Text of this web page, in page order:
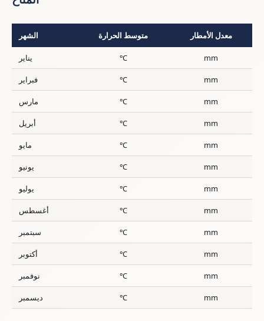
الشهر متوسط الحرارة معدل الأمطار
يناير °C mm
فبراير °C mm
مارس °C mm
أبريل °C mm
مايو °C mm
يونيو °C mm
يوليو °C mm
أغسطس °C mm
سبتمبر °C mm
أكتوبر °C mm
نوفمبر °C mm
ديسمبر °C mm